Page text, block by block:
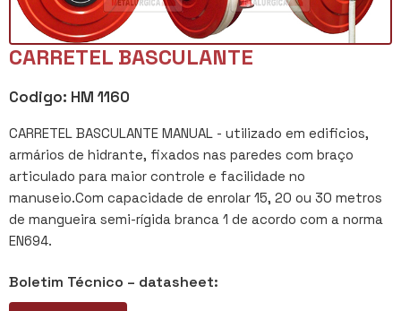
CARRETEL BASCULANTE
Codigo: HM 1160
CARRETEL BASCULANTE MANUAL - utilizado em edificios,
armários de hidrante, fixados nas paredes com braço
articulado para maior controle e facilidade no
manuseio.Com capacidade de enrolar 15, 20 ou 30 metros
de mangueira semi-rígida branca 1 de acordo com a norma
EN694.
Boletim Técnico – datasheet: